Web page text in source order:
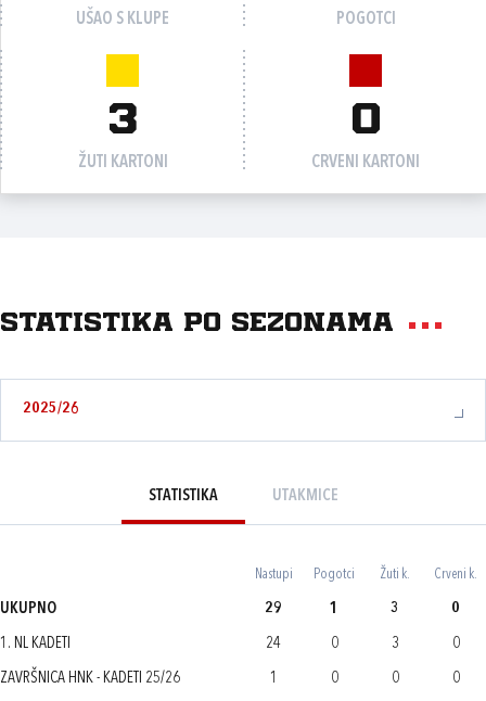
UŠAO S KLUPE POGOTCI
3
ŽUTI KARTONI
0
CRVENI KARTONI
Statistika po sezonama
2025/26
STATISTIKA UTAKMICE
Nastupi Pogotci Žuti k. Crveni k.
UKUPNO 29 1 3 0
1. NL KADETI 24 0 3 0
ZAVRŠNICA HNK - KADETI 25/26 1 0 0 0